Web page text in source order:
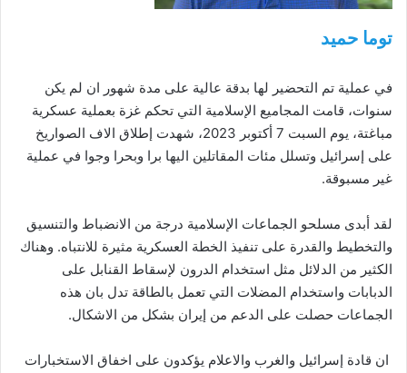
توما حميد
في عملية تم التحضير لها بدقة عالية على مدة شهور ان لم يكن
سنوات، قامت المجاميع الإسلامية التي تحكم غزة بعملية عسكرية
مباغتة، يوم السبت 7 أكتوبر 2023، شهدت إطلاق الاف الصواريخ
على إسرائيل وتسلل مئات المقاتلين اليها برا وبحرا وجوا في عملية
غير مسبوقة.
لقد أبدى مسلحو الجماعات الإسلامية درجة من الانضباط والتنسيق
والتخطيط والقدرة على تنفيذ الخطة العسكرية مثيرة للانتباه. وهناك
الكثير من الدلائل مثل استخدام الدرون لإسقاط القنابل على
الدبابات واستخدام المضلات التي تعمل بالطاقة تدل بان هذه
الجماعات حصلت على الدعم من إيران بشكل من الاشكال.
ان قادة إسرائيل والغرب والاعلام يؤكدون على اخفاق الاستخبارات